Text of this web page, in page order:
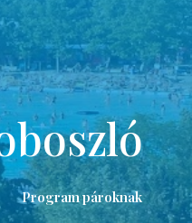
Program pároknak